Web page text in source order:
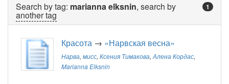
1
Search by tag: marianna elksnin, search by
another tag
Красота → «Нарвская весна»
Нарва, мисс, Ксения Тимакова,Алена Кордас,
Marianna Elksnin